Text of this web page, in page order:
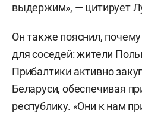
выдержим», — цитирует
Он также пояснил,
для соседей: жители
Прибалтики активно
Беларуси, обеспечивая
республику. «Они к нам